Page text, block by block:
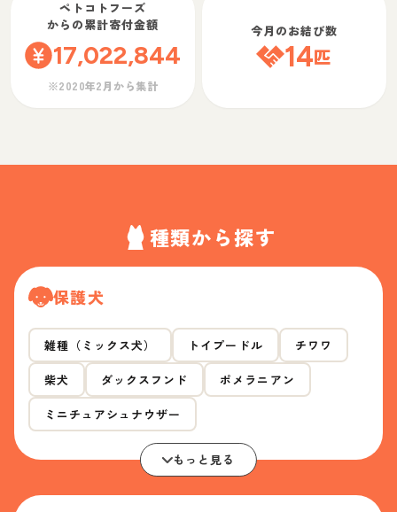
ペトコトフーズ
からの累計寄付金額
17,022,844
※2020年2月から集計
今月のお結び数
14匹
種類から探す
保護犬
雑種（ミックス犬） トイプードル チワワ
柴犬 ダックスフンド ポメラニアン
ミニチュアシュナウザー
もっと見る